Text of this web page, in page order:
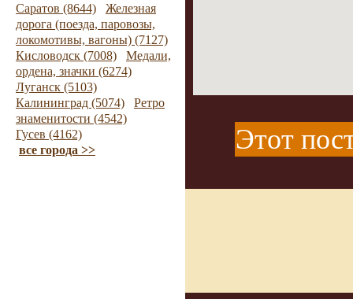
Саратов (8644)
Железная
дорога (поезда, паровозы,
локомотивы, вагоны) (7127)
Кисловодск (7008)
Медали,
ордена, значки (6274)
Луганск (5103)
Калининград (5074)
Ретро
знаменитости (4542)
Гусев (4162)
все города >>
Этот